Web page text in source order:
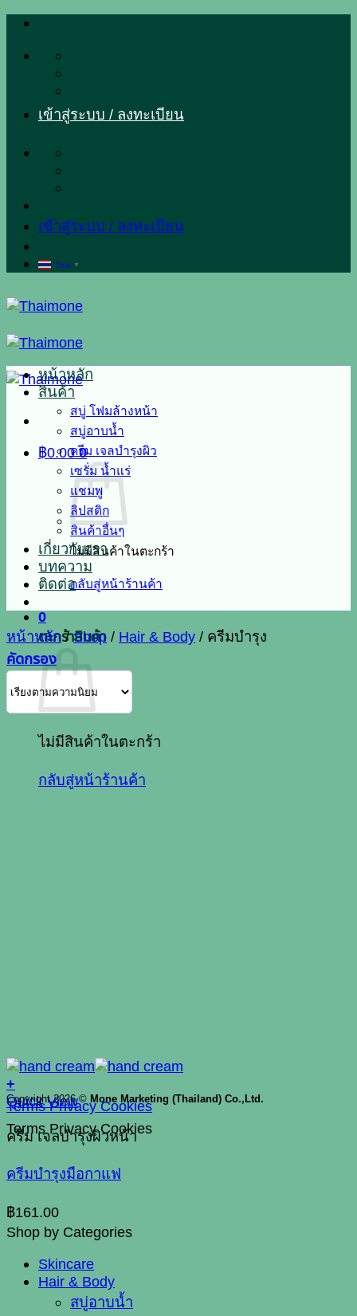
ข้าม
เข้าสู่ระบบ / ลงทะเบียน
เข้าสู่ระบบ / ลงทะเบียน
Thai ▼
฿0.00 0
ไม่มีสินค้าในตะกร้า
กลับสู่หน้าร้านค้า
0
ตะกร้าสินค้า
ไม่มีสินค้าในตะกร้า
กลับสู่หน้าร้านค้า
หน้าหลัก
สินค้า
สบู่ โฟมล้างหน้า
สบู่อาบน้ำ
ครีม เจลบำรุงผิว
เซรั่ม น้ำแร่
แชมพู
ลิปสติก
สินค้าอื่นๆ
เกี่ยวกับเรา
บทความ
ติดต่อ
หน้าหลัก / Shop / Hair & Body / ครีมบำรุง
คัดกรอง
+
Quick View
ครีม เจลบำรุงผิวหน้า
ครีมบำรุงมือกาแฟ
฿161.00
Shop by Categories
Skincare
Hair & Body
สบู่อาบน้ำ
Terms Privacy Cookies
Copyright 2026 © Mone Marketing (Thailand) Co.,Ltd.
Terms Privacy Cookies